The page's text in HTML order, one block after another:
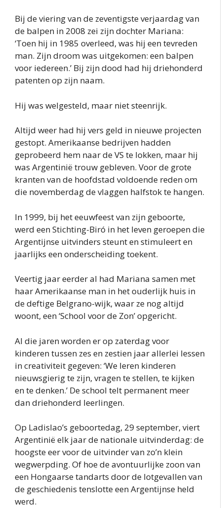
Bij de viering van de zeventigste verjaardag van
de balpen in 2008 zei zijn dochter Mariana:
‘Toen hij in 1985 overleed, was hij een tevreden
man. Zijn droom was uitgekomen: een balpen
voor iedereen.’ Bij zijn dood had hij driehonderd
patenten op zijn naam.
Hij was welgesteld, maar niet steenrijk.
Altijd weer had hij vers geld in nieuwe projecten
gestopt. Amerikaanse bedrijven hadden
geprobeerd hem naar de VS te lokken, maar hij
was Argentinië trouw gebleven. Voor de grote
kranten van de hoofdstad voldoende reden om
die novemberdag de vlaggen halfstok te hangen.
In 1999, bij het eeuwfeest van zijn geboorte,
werd een Stichting-Biró in het leven geroepen die
Argentijnse uitvinders steunt en stimuleert en
jaarlijks een onderscheiding toekent.
Veertig jaar eerder al had Mariana samen met
haar Amerikaanse man in het ouderlijk huis in
de deftige Belgrano-wijk, waar ze nog altijd
woont, een ‘School voor de Zon’ opgericht.
Al die jaren worden er op zaterdag voor
kinderen tussen zes en zestien jaar allerlei lessen
in creativiteit gegeven: ‘We leren kinderen
nieuwsgierig te zijn, vragen te stellen, te kijken
en te denken.’ De school telt permanent meer
dan driehonderd leerlingen.
Op Ladislao’s geboortedag, 29 september, viert
Argentinië elk jaar de nationale uitvinderdag: de
hoogste eer voor de uitvinder van zo’n klein
wegwerpding. Of hoe de avontuurlijke zoon van
een Hongaarse tandarts door de lotgevallen van
de geschiedenis tenslotte een Argentijnse held
werd.